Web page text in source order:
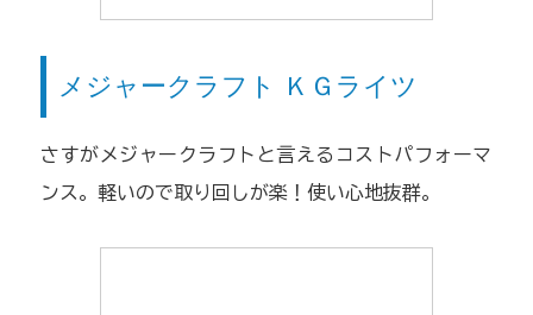
メジャークラフト ＫＧライツ
さすがメジャークラフトと言えるコストパフォーマ
ンス。軽いので取り回しが楽！使い心地抜群。